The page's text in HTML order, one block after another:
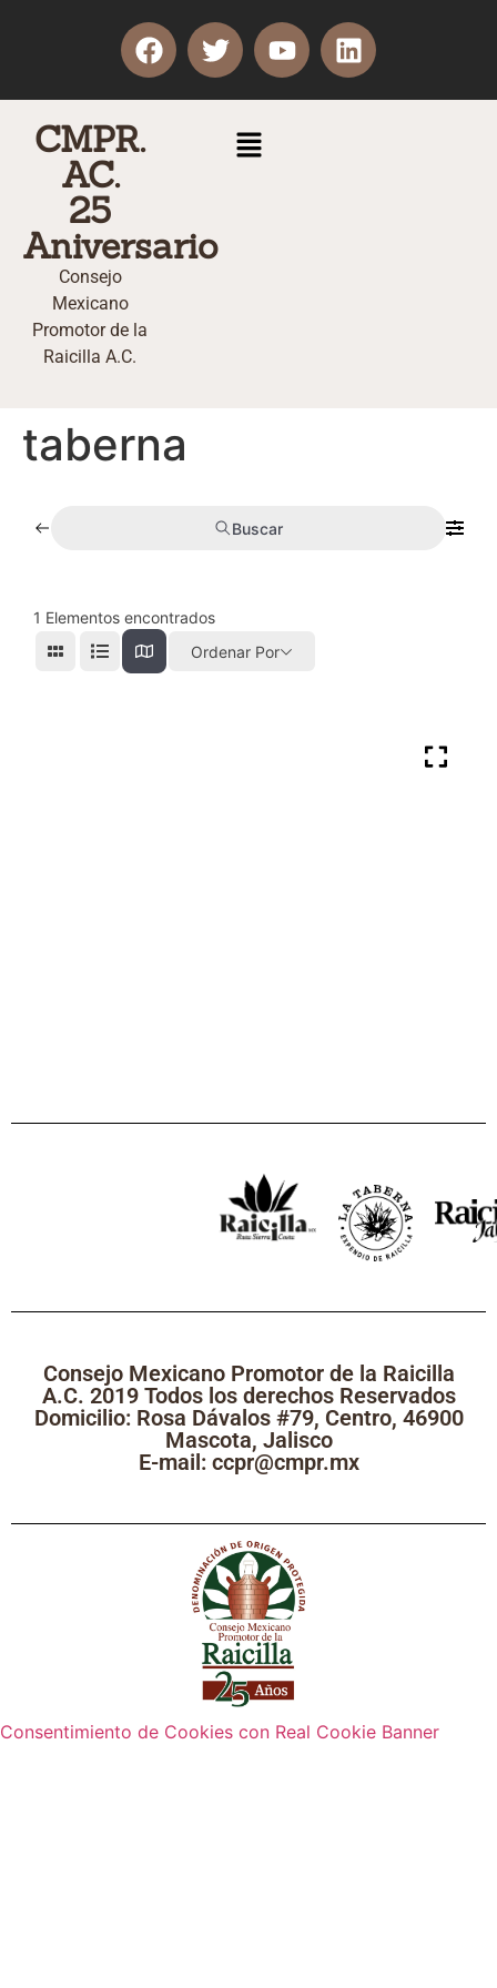
CMPR.
AC.
25
Aniversario
Consejo
Mexicano
Promotor de la
Raicilla A.C.
taberna
Buscar
1 Elementos encontrados
Ordenar Por
Consejo Mexicano Promotor de la Raicilla
A.C. 2019 Todos los derechos Reservados
Domicilio: Rosa Dávalos #79, Centro, 46900
Mascota, Jalisco
E-mail: ccpr@cmpr.mx
Consentimiento de Cookies con Real Cookie Banner